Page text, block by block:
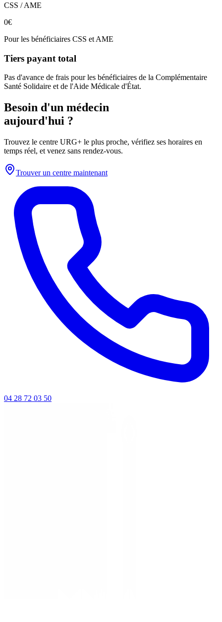
CSS / AME
0€
Pour les bénéficiaires CSS et AME
Tiers payant total
Pas d'avance de frais pour les bénéficiaires de la Complémentaire
Santé Solidaire et de l'Aide Médicale d'État.
Besoin d'un médecin
aujourd'hui ?
Trouvez le centre URG+ le plus proche, vérifiez ses horaires en
temps réel, et venez sans rendez-vous.
Trouver un centre maintenant
04 28 72 03 50